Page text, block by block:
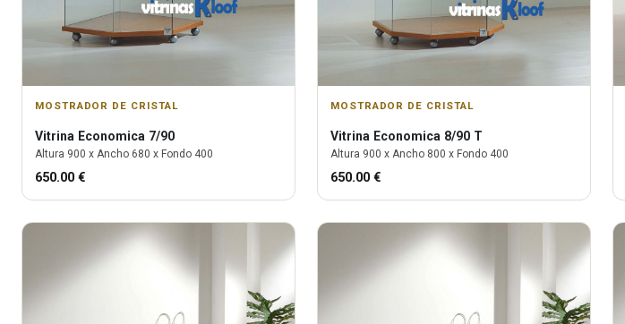
MOSTRADOR DE CRISTAL
Vitrina Economica 7/90
Altura 900 x Ancho 680 x Fondo 400
650.00 €
MOSTRADOR DE CRISTAL
Vitrina Economica 8/90 T
Altura 900 x Ancho 800 x Fondo 400
650.00 €